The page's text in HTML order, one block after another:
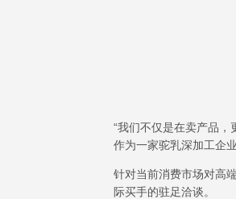
“我们不仅是在卖产品
作为一家驼乳深加工企
针对当前消费市场对高
际买手的驻足洽谈。